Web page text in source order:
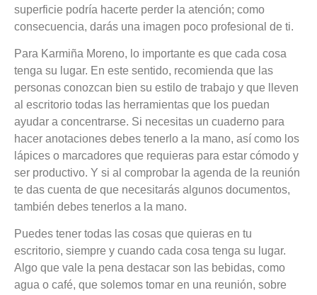
superficie podría hacerte perder la atención; como
consecuencia, darás una imagen poco profesional de ti.
Para Karmiña Moreno, lo importante es que cada cosa
tenga su lugar. En este sentido, recomienda que las
personas conozcan bien su estilo de trabajo y que lleven
al escritorio todas las herramientas que los puedan
ayudar a concentrarse. Si necesitas un cuaderno para
hacer anotaciones debes tenerlo a la mano, así como los
lápices o marcadores que requieras para estar cómodo y
ser productivo. Y si al comprobar la agenda de la reunión
te das cuenta de que necesitarás algunos documentos,
también debes tenerlos a la mano.
Puedes tener todas las cosas que quieras en tu
escritorio, siempre y cuando cada cosa tenga su lugar.
Algo que vale la pena destacar son las bebidas, como
agua o café, que solemos tomar en una reunión, sobre